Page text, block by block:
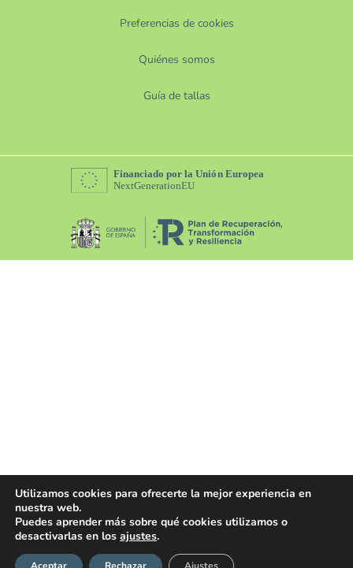
Preferencias de cookies
Quiénes somos
Guía de tallas
Utilizamos cookies para ofrecerte la mejor experiencia en
nuestra web.
Puedes aprender más sobre qué cookies utilizamos o
desactivarlas en los ajustes.